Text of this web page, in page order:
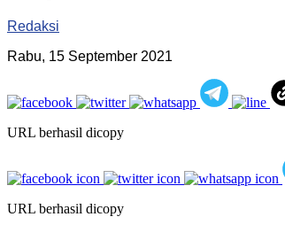
Redaksi
Rabu, 15 September 2021
URL berhasil dicopy
URL berhasil dicopy